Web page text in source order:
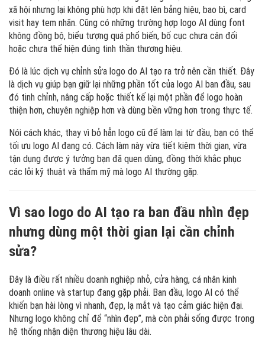
xã hội nhưng lại không phù hợp khi đặt lên bảng hiệu, bao bì, card
visit hay tem nhãn. Cũng có những trường hợp logo AI dùng font
không đồng bộ, biểu tượng quá phổ biến, bố cục chưa cân đối
hoặc chưa thể hiện đúng tinh thần thương hiệu.
Đó là lúc dịch vụ chỉnh sửa logo do AI tạo ra trở nên cần thiết. Đây
là dịch vụ giúp bạn giữ lại những phần tốt của logo AI ban đầu, sau
đó tinh chỉnh, nâng cấp hoặc thiết kế lại một phần để logo hoàn
thiện hơn, chuyên nghiệp hơn và dùng bền vững hơn trong thực tế.
Nói cách khác, thay vì bỏ hẳn logo cũ để làm lại từ đầu, bạn có thể
tối ưu logo AI đang có. Cách làm này vừa tiết kiệm thời gian, vừa
tận dụng được ý tưởng bạn đã quen dùng, đồng thời khắc phục
các lỗi kỹ thuật và thẩm mỹ mà logo AI thường gặp.
Vì sao logo do AI tạo ra ban đầu nhìn đẹp
nhưng dùng một thời gian lại cần chỉnh
sửa?
Đây là điều rất nhiều doanh nghiệp nhỏ, cửa hàng, cá nhân kinh
doanh online và startup đang gặp phải. Ban đầu, logo AI có thể
khiến bạn hài lòng vì nhanh, đẹp, lạ mắt và tạo cảm giác hiện đại.
Nhưng logo không chỉ để “nhìn đẹp”, mà còn phải sống được trong
hệ thống nhận diện thương hiệu lâu dài.